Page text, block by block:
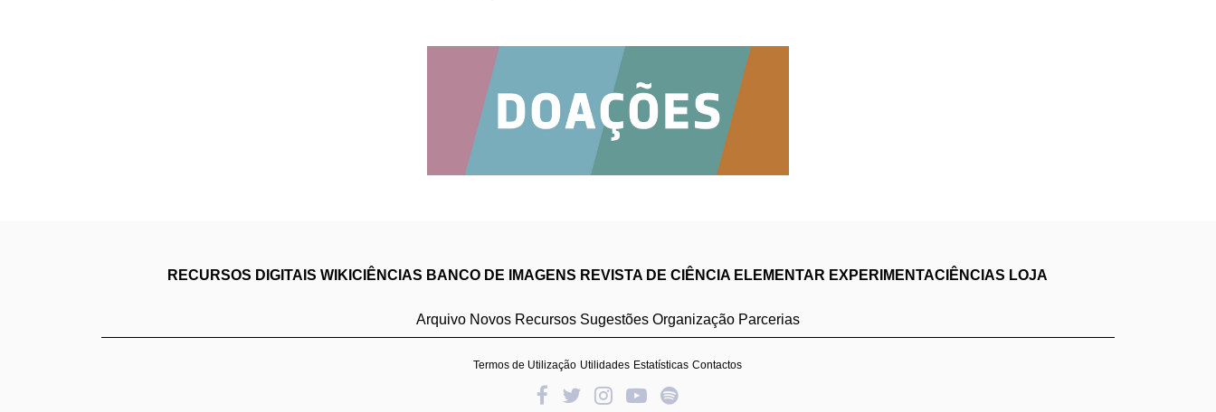
RECURSOS DIGITAIS WIKICIÊNCIAS BANCO DE IMAGENS REVISTA DE CIÊNCIA ELEMENTAR EXPERIMENTACIÊNCIAS LOJA
Arquivo Novos Recursos Sugestões Organização Parcerias
Termos de Utilização Utilidades Estatísticas Contactos